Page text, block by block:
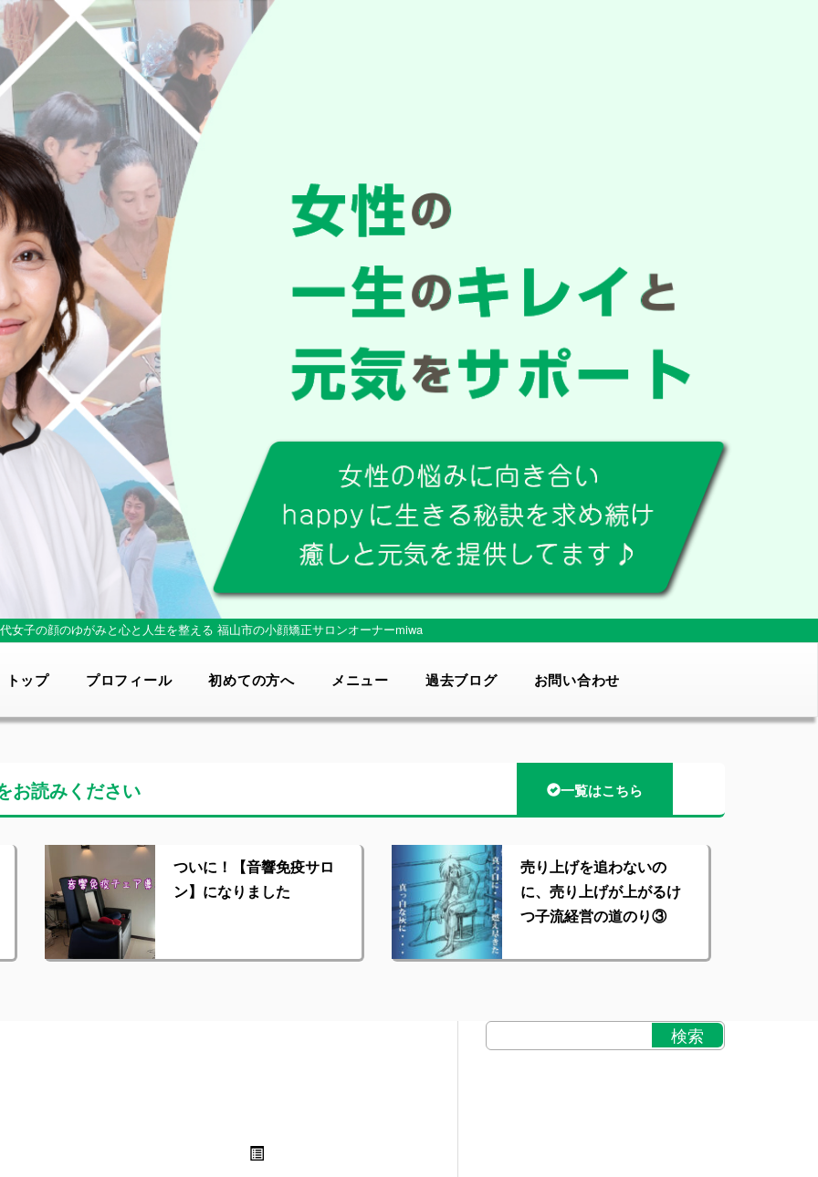
女子の顔のゆがみと心と人生を整える 福山市の小顔矯正サロンオーナーmiwa
トップ プロフィール 初めての方へ メニュー 過去ブログ お問い合わせ
お読みください 一覧はこちら
ついに！【音響免疫サロ
ン】になりました
売り上げを追わないの
に、売り上げが上がるけ
つ子流経営の道のり③